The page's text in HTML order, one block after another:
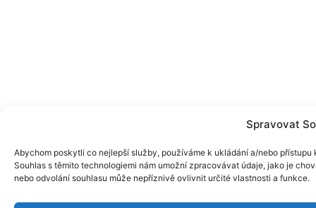
Spravovat
Abychom poskytli co nejlepší služby, používáme k ukládání a/nebo
Souhlas s těmito technologiemi nám umožní zpracovávat údaje, jako je
nebo odvolání souhlasu může nepříznivě ovlivnit určité vlastnosti a funkce.